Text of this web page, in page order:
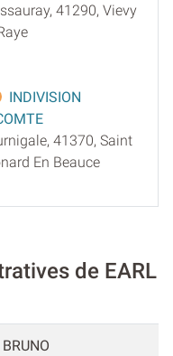
41290, Vievy
INDIVISION
41370, Saint
En Beauce
de EARL